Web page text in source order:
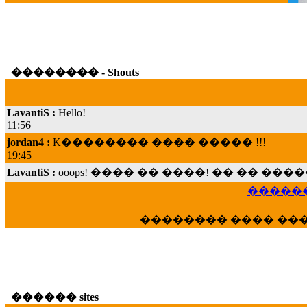
�������� - Shouts
11:56
jordan4 :
19:45
LavantiS :
���; ���� ��� ��� �������� ����
veronica :E���� 2012 ��� ����� ���
�������� ����
������ sites